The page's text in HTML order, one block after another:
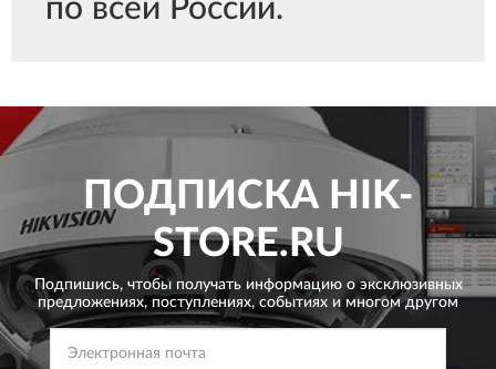
по всей России.
ПОДПИСКА HIK-
STORE.RU
Подпишись, чтобы получать информацию о эксклюзивных
предложениях, поступлениях, событиях и многом другом